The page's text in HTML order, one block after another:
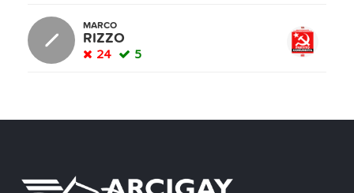
MARCO
RIZZO
24 5